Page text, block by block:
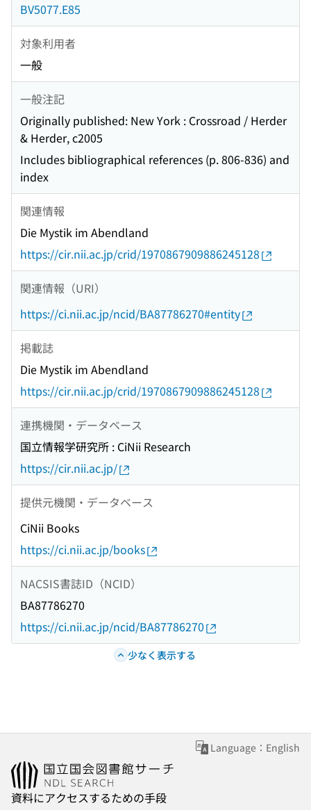
BV5077.E85
対象利用者
一般
一般注記
Originally published: New York : Crossroad / Herder
& Herder, c2005
Includes bibliographical references (p. 806-836) and
index
関連情報
Die Mystik im Abendland
https://cir.nii.ac.jp/crid/1970867909886245128
関連情報（URI）
https://ci.nii.ac.jp/ncid/BA87786270#entity
掲載誌
Die Mystik im Abendland
https://cir.nii.ac.jp/crid/1970867909886245128
連携機関・データベース
国立情報学研究所 : CiNii Research
https://cir.nii.ac.jp/
提供元機関・データベース
CiNii Books
https://ci.nii.ac.jp/books
NACSIS書誌ID（NCID）
BA87786270
https://ci.nii.ac.jp/ncid/BA87786270
少なく表示する
Language：English
資料にアクセスするための手段